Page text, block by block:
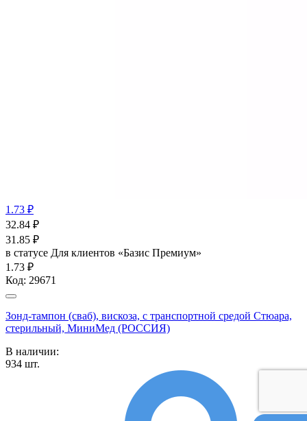
1.73 ₽
32.84 ₽
31.85 ₽
в статусе Для клиентов «Базис Премиум»
1.73 ₽
Код: 29671
Зонд-тампон (сваб), вискоза, с транспортной средой Стюара,
стерильный, МиниМед (РОССИЯ)
В наличии:
934 шт.